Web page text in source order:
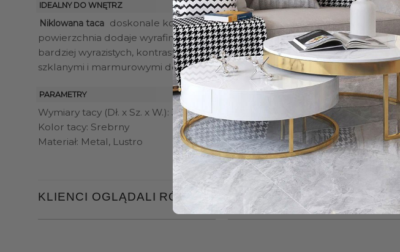
IDEALNY DO WNĘTRZ
Niklowana taca doskonale komponuje się z eleganckimi wnętrzami w stylu
powierzchnia dodaje wyrafinowanego blasku. Dzięki klasycznemu,
bardziej wyrazistych, kontrastowych kompozycji. Może stanowić efektowny
szklanymi i marmurowymi dodatkami.
PARAMETRY
Wymiary tacy (Dł. x Sz. x W.): 30 x 30 x 7 cm
Kolor tacy: Srebrny
Materiał: Metal, Lustro
KLIENCI OGLĄDALI RÓWNIEŻ